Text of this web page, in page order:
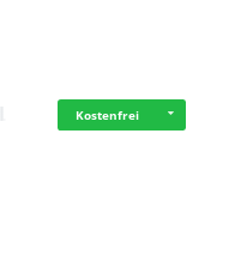
Kostenfrei